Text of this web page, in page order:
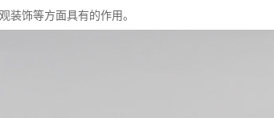
装饰等方面具有的作用。